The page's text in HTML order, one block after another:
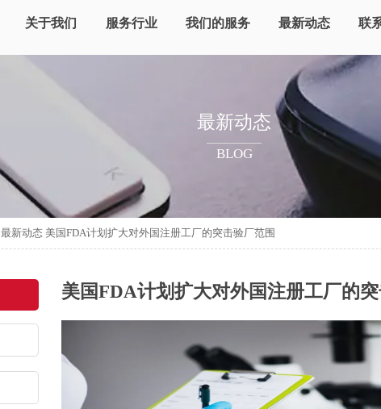
关于我们 服务行业 我们的服务 最新动态 联
最新动态
BLOG
最新动态 美国FDA计划扩大对外国注册工厂的突击验厂范围
美国FDA计划扩大对外国注册工厂的